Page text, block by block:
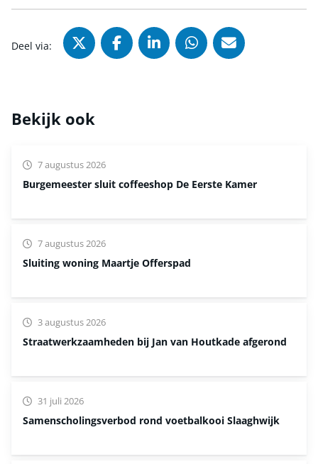
Deel via: Deel via X (Twitter), opent in
Deel via Facebook, opent
Deel via LinkedIn,
Deel viaDeel via
Bekijk ook
Burgemeester sluit coffeeshop De Eerste Kamer
7 augustus 2026
Sluiting woning Maartje Offerspad
7 augustus 2026
Straatwerkzaamheden bij Jan van Houtkade afgerond
3 augustus 2026
Samenscholingsverbod rond voetbalkooi Slaaghwijk
31 juli 2026